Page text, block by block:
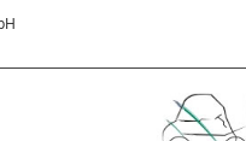
Inhalt